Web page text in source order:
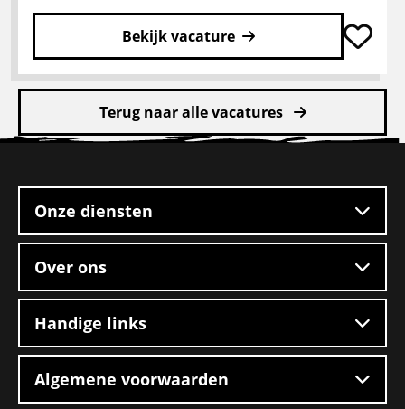
Bekijk vacature
Lees
meer
CE
Terug naar alle vacatures
footer
Onze diensten
Over ons
Handige links
Algemene voorwaarden